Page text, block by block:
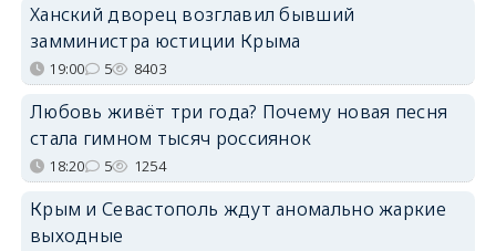
Ханский дворец возглавил бывший
замминистра юстиции Крыма
19:00 5 8403
Любовь живёт три года? Почему новая песня
стала гимном тысяч россиянок
18:20 5 1254
Крым и Севастополь ждут аномально жаркие
выходные